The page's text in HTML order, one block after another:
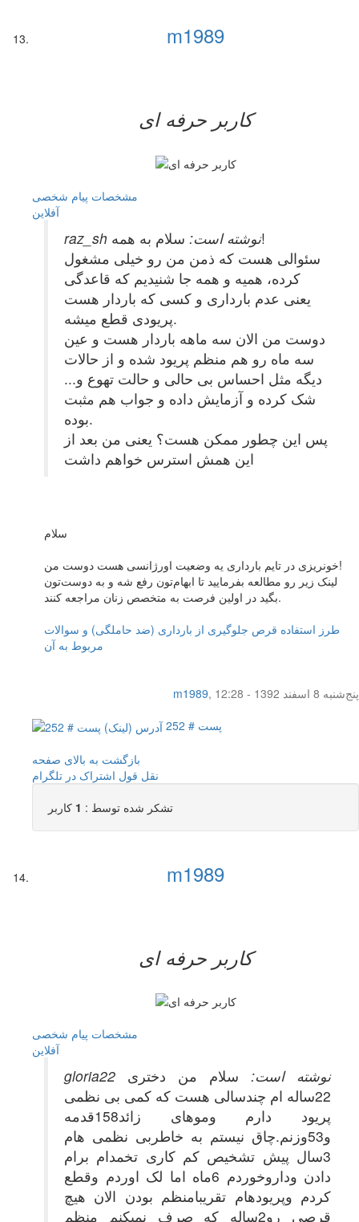
m1989
کاربر حرفه ای
مشخصات پیام شخصی
آفلاين
raz_sh نوشته است:سلام به همه!
سئوالی هست که ذمن من رو خیلی مشغول
کرده، همیه و همه جا شنیدیم که قاعدگی
یعنی عدم بارداری و کسی که باردار هست
پریودی قطع میشه.
دوست من الان سه ماهه باردار هست و عین
سه ماه رو هم منظم پریود شده و از حالات
دیگه مثل احساس بی حالی و حالت تهوع و...
شک کرده و آزمایش داده و جواب هم مثبت
بوده.
پس این چطور ممکن هست؟ یعنی من بعد از
این همش استرس خواهم داشت
سلام
خونریزی در تایم بارداری یه وضعیت اورژانسی هست دوست من!
لینک زیر رو مطالعه بفرمایید تا ابهام‌تون رفع شه و به دوست‌تون
بگید در اولین فرصت به متخصص زنان مراجعه کنند.
طرز استفاده قرص جلوگیری از بارداری (ضد حاملگی) و سوالات
مربوط به آن
m1989,
پنج‌شنبه 8 اسفند 1392 - 12:28
پست # 252
بازگشت به بالای صفحه
نقل قول اشتراک در تلگرام
تشکر شده توسط : 1 کاربر
m1989
کاربر حرفه ای
مشخصات پیام شخصی
آفلاين
gloria22 نوشته است: سلام من دختری
22ساله ام چندسالی هست که کمی بی نظمی
پریود دارم وموهای زائد158قدمه
و53وزنم.چاق نیستم به خاطربی نظمی هام
3سال پیش تشخیص کم کاری تخمدام برام
دادن وداروخوردم 6ماه اما لک اوردم وقطع
کردم وپریودهام تقریبامنظم بودن الان هیچ
قرصی رو2ساله که صرف نمیکنم منظم